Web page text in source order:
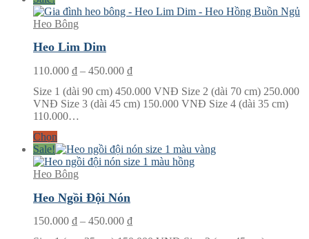
Heo Bông
Heo Lim Dim
110.000 ₫ – 450.000 ₫Khoảng
từ
110.000 ₫
Size 1 (dài 90 cm) 450.000 VNĐ Size 2 (dài 70 cm) 250.000
VNĐ Size 3 (dài 45 cm) 150.000 VNĐ Size 4 (dài 35 cm)
110.000…
Chọn
Sale!
Heo Bông
Heo Ngồi Đội Nón
150.000 ₫ – 450.000 ₫Khoảng